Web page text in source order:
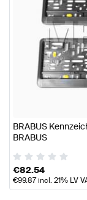
BRABUS
BRABUS
€82.54
€99.87incl. 21% LV